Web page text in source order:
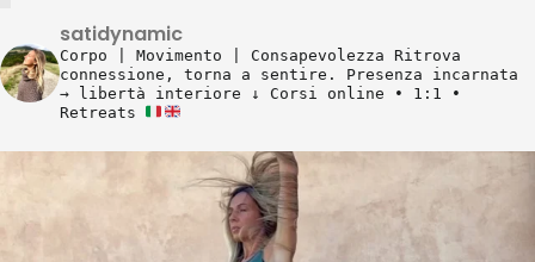
satidynamic
Corpo | Movimento | Consapevolezza Ritrova
connessione, torna a sentire.
Presenza incarnata
→ libertà interiore ↓ Corsi online • 1:1 •
Retreats